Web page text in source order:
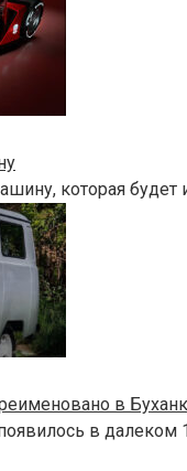
которая будет
в
в далеком